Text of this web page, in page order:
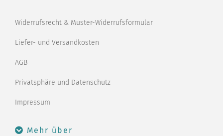
Widerrufsrecht & Muster-Widerrufsformular
Liefer- und Versandkosten
AGB
Privatsphäre und Datenschutz
Impressum
Mehr über